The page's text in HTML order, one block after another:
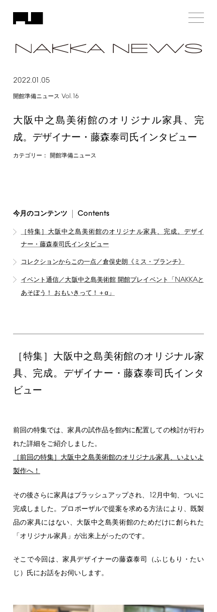
2022.01.05
開館準備ニュース Vol.16
大阪中之島美術館のオリジナル家具、完
成。デザイナー・藤森泰司氏インタビュー
カテゴリー： 開館準備ニュース
今月のコンテンツ Contents
［特集］大阪中之島美術館のオリジナル家具、完成。デザイ
ナー・藤森泰司氏インタビュー
コレクションからこの一点／倉俣史朗《ミス・ブランチ》
イベント通信／大阪中之島美術館 開館プレイベント「 NAKKAと
あそぼう！ おもいきって！＋α」
［特集］大阪中之島美術館のオリジナル家
具、完成。デザイナー・藤森泰司氏インタ
ビュー
前回の特集では、家具の試作品を館内に配置しての検討が行わ
れた詳細をご紹介しました。
［前回の特集］大阪中之島美術館のオリジナル家具、いよいよ
製作へ！
その後さらに家具はブラッシュアップされ、 12月中旬、ついに
完成しました。プロポーザルで提案を求める方法により、既製
品の家具にはない、大阪中之島美術館のためだけに創られた
「オリジナル家具」が出来上がったのです。
そこで今回は、家具デザイナーの藤森泰司（ふじもり・たい
じ）氏にお話をお伺いします。